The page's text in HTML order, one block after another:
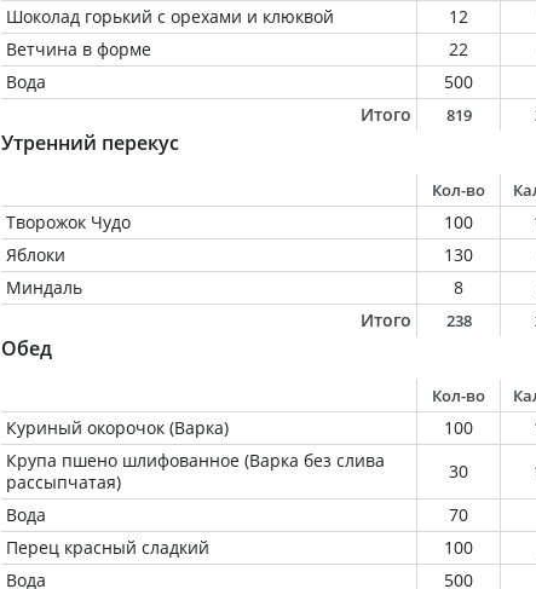
Шоколад горький с орехами и клюквой
12
Ветчина в форме
22
Вода
500
Итого
819
Утренний перекус
Кол-во
Творожок Чудо 100
Яблоки
130
Миндаль
8
Итого
238
Обед
Кол-во
Куриный окорочок (Варка) 100
Крупа пшено шлифованное (Варка без слива
рассыпчатая)
30
Вода
70
Перец красный сладкий
100
Вода
500